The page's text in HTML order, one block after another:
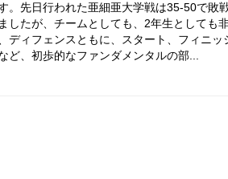
。先日行われた亜細亜大学戦は35-50で敗
したが、チームとしても、2年生としても
ディフェンスともに、スタート、フィニッ
ど、初歩的なファンダメンタルの部...